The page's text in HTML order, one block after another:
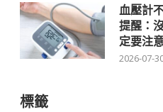
血壓計
提醒：
定要注
2026-07-
標籤